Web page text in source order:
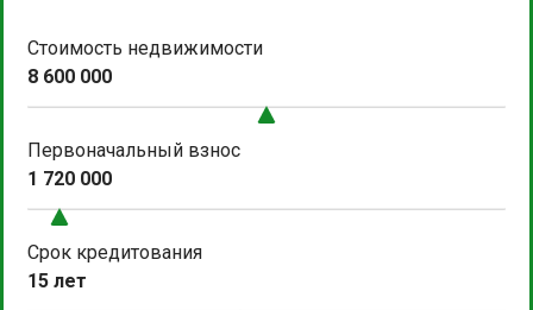
Стоимость недвижимости
8 600 000
Первоначальный взнос
1 720 000
Срок кредитования
15 лет